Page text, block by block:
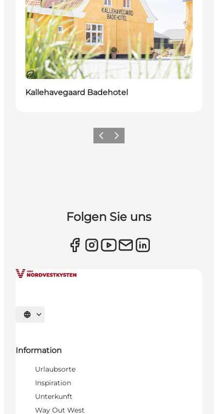
Nachhaltig
Kallehavegaard Badehotel
ZurückWeiter
Folgen Sie uns
Sprache auswählen
Information
Urlaubsorte
Inspiration
Unterkunft
Way Out West